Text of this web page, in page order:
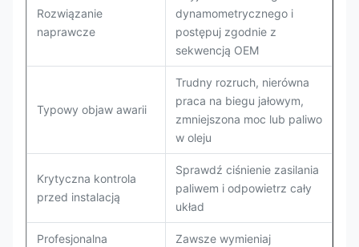
Rozwiązanie
naprawcze
dynamometrycznego i
postępuj zgodnie z
sekwencją OEM
Typowy objaw awarii
Trudny rozruch, nierówna
praca na biegu jałowym,
zmniejszona moc lub paliwo
w oleju
Krytyczna kontrola
przed instalacją
Sprawdź ciśnienie zasilania
paliwem i odpowietrz cały
układ
Profesjonalna
Zawsze wymieniaj